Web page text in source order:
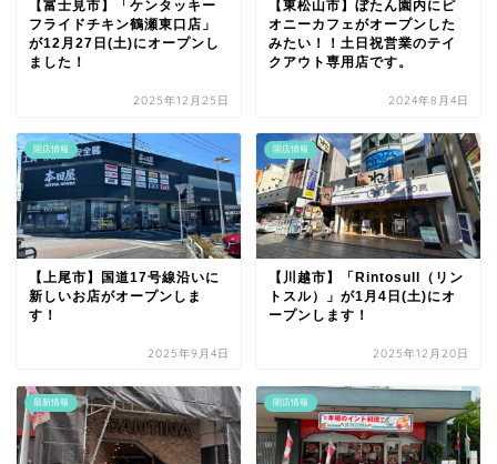
【富士見市】「ケンタッキー
フライドチキン鶴瀬東口店」
が12月27日(土)にオープンし
ました！
2025年12月25日
【東松山市】ぼたん園内にピ
オニーカフェがオープンした
みたい！！土日祝営業のテイ
クアウト専用店です。
2024年8月4日
開店情報
【上尾市】国道17号線沿いに
新しいお店がオープンしま
す！
2025年9月4日
開店情報
【川越市】「Rintosull（リン
トスル）」が1月4日(土)にオ
ープンします！
2025年12月20日
最新情報 開店情報